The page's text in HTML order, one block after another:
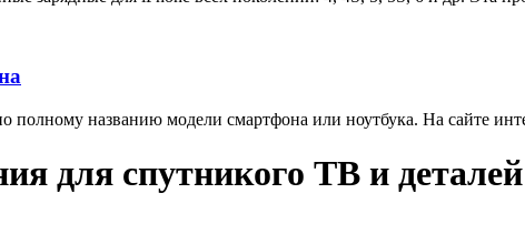
названию модели смартфона или ноутбука. На сайте
для спутникого ТВ и